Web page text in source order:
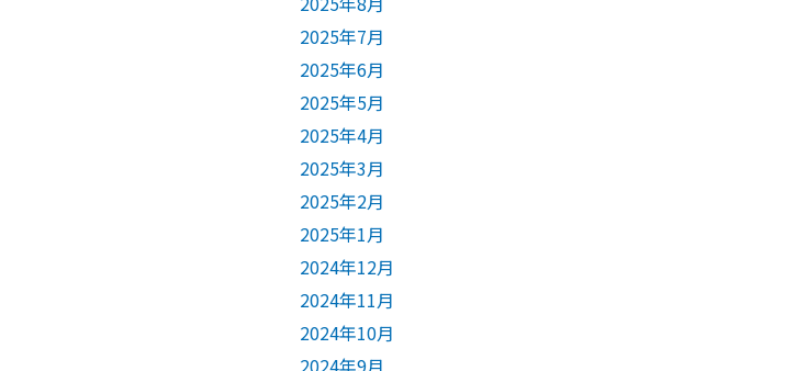
2025年7月
2025年6月
2025年5月
2025年4月
2025年3月
2025年2月
2025年1月
2024年12月
2024年11月
2024年10月
2024年9月